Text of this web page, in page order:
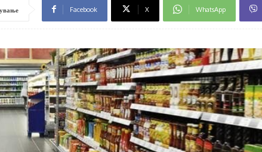
Facebook X WhatsApp